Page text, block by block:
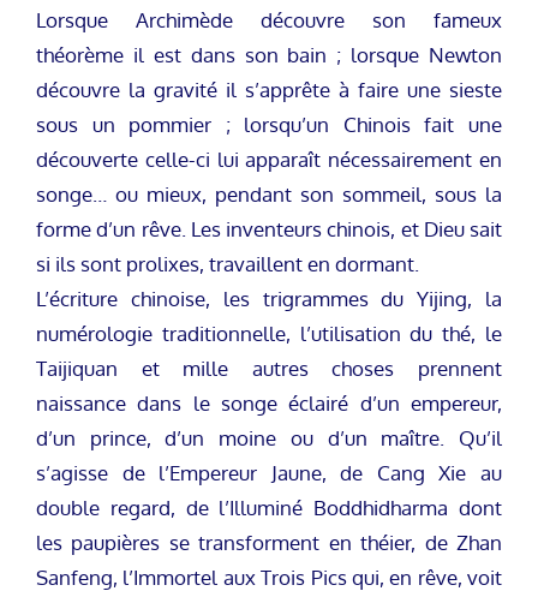
Lorsque Archimède découvre son fameux
théorème il est dans son bain ; lorsque Newton
découvre la gravité il s’apprête à faire une sieste
sous un pommier ; lorsqu’un Chinois fait une
découverte celle-ci lui apparaît nécessairement en
songe… ou mieux, pendant son sommeil, sous la
forme d’un rêve. Les inventeurs chinois, et Dieu sait
si ils sont prolixes, travaillent en dormant.
L’écriture chinoise, les trigrammes du Yijing, la
numérologie traditionnelle, l’utilisation du thé, le
Taijiquan et mille autres choses prennent
naissance dans le songe éclairé d’un empereur,
d’un prince, d’un moine ou d’un maître. Qu’il
s’agisse de l’Empereur Jaune, de Cang Xie au
double regard, de l’Illuminé Boddhidharma dont
les paupières se transforment en théier, de Zhan
Sanfeng, l’Immortel aux Trois Pics qui, en rêve, voit